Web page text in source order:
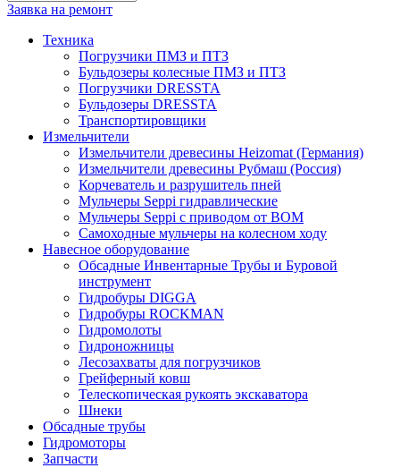
Заявка на ремонт
Техника
Погрузчики ПМЗ и ПТЗ
Бульдозеры колесные ПМЗ и ПТЗ
Погрузчики DRESSTA
Бульдозеры DRESSTA
Транспортировщики
Измельчители
Измельчители древесины Heizomat (Германия)
Измельчители древесины Рубмаш (Россия)
Корчеватель и разрушитель пней
Мульчеры Seppi гидравлические
Мульчеры Seppi с приводом от ВОМ
Самоходные мульчеры на колесном ходу
Навесное оборудование
Обсадные Инвентарные Трубы и Буровой
инструмент
Гидробуры DIGGA
Гидробуры ROCKMAN
Гидромолоты
Гидроножницы
Лесозахваты для погрузчиков
Грейферный ковш
Телескопическая рукоять экскаватора
Шнеки
Обсадные трубы
Гидромоторы
Запчасти